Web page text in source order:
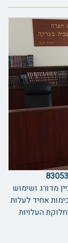
מדורג ושימוש
אחיד לעלות
העלויות